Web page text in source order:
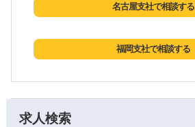
求人検索
名古屋支社で相談する
福岡支社で相談する